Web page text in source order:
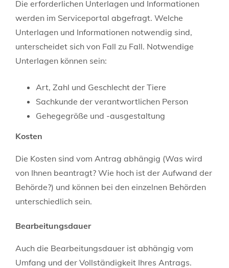
Die erforderlichen Unterlagen und Informationen
werden im Serviceportal abgefragt. Welche
Unterlagen und Informationen notwendig sind,
unterscheidet sich von Fall zu Fall. Notwendige
Unterlagen können sein:
Art, Zahl und Geschlecht der Tiere
Sachkunde der verantwortlichen Person
Gehegegröße und -ausgestaltung
Kosten
Die Kosten sind vom Antrag abhängig (Was wird
von Ihnen beantragt? Wie hoch ist der Aufwand der
Behörde?) und können bei den einzelnen Behörden
unterschiedlich sein.
Bearbeitungsdauer
Auch die Bearbeitungsdauer ist abhängig vom
Umfang und der Vollständigkeit Ihres Antrags.